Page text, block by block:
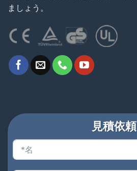
ましょう。
見積依頼